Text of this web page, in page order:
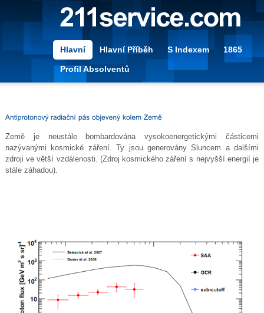
Hlavní Hlavní Příběh S Indexem 1865
Profil Absolventů
Země je neustále bombardována vysokoenergetickými částicemi
nazývanými kosmické záření. Ty jsou generovány Sluncem a dalšími
zdroji ve větší vzdálenosti. (Zdroj kosmického záření s nejvyšší energií je
stále záhadou).